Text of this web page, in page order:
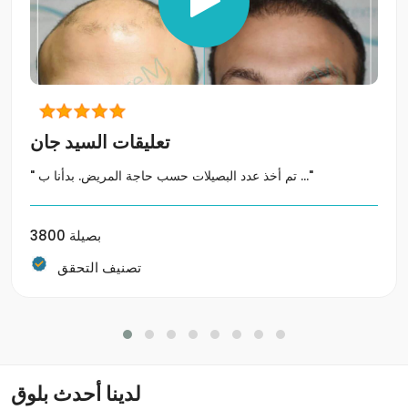
تعليقات السيد جان
" تم أخذ عدد البصيلات حسب حاجة المريض. بدأنا ب ..."
3800 بصيلة
تصنيف التحقق
لدينا أحدث بلوق